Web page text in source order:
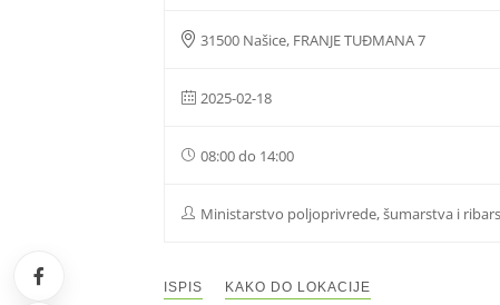
31500 Našice, FRANJE TUĐMANA 7
2025-02-18
08:00 do 14:00
Ministarstvo poljoprivrede, šumarstva i
ISPIS KAKO DO LOKACIJE